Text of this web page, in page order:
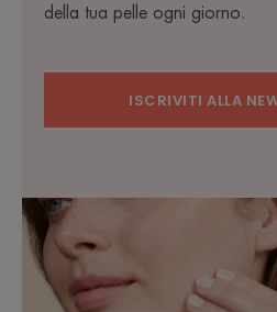
della tua pelle ogni giorno.
ISCRIVITI ALLA